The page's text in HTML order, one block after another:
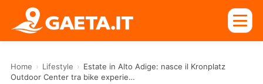
Home › Lifestyle › Estate in Alto Adige: nasce il Kronplatz
Outdoor Center tra bike experie…